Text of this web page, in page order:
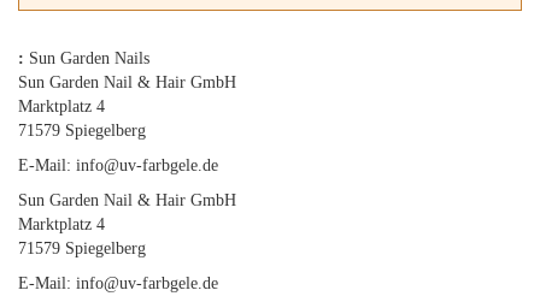
: Sun Garden Nails
Sun Garden Nail & Hair GmbH
Marktplatz 4
71579 Spiegelberg
E-Mail: info@uv-farbgele.de
Sun Garden Nail & Hair GmbH
Marktplatz 4
71579 Spiegelberg
E-Mail: info@uv-farbgele.de